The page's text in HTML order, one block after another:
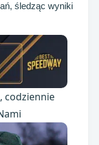
śledząc wyniki
codziennie